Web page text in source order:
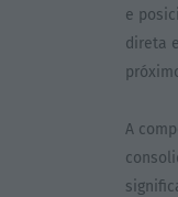
e
direta
A